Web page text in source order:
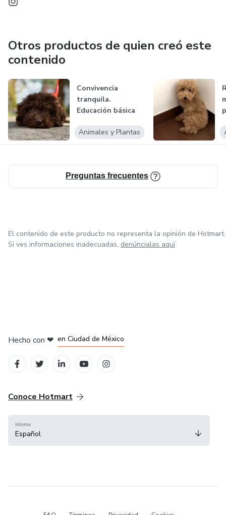
Otros productos de quien creó este
contenido
Convivencia
tranquila.
Educación básica
cualq...
Animales y Plantas
Preguntas frecuentes
El contenido de este producto no representa la opinión de Hotmart.
Si ves informaciones inadecuadas, denúncialas aquí
Hecho con ❤ en Ciudad de México
Conoce Hotmart
Idioma
Español